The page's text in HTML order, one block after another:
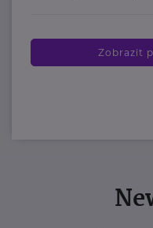
Zobrazit